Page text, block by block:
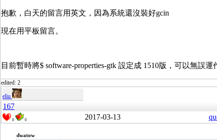
抱歉，白天的留言用英文，因為系統還沒裝好gcin
現在用平板留言。
目前暫時將$ software-properties-gtk 設定成 1510版，可以無誤運
edited: 2
eliu
167
0 0 2017-03-13
dwatow